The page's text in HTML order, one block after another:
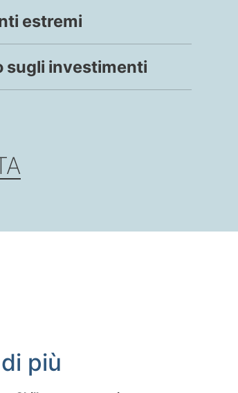
estremi
sugli investimenti
più